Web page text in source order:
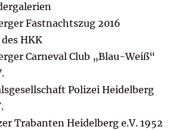
Fastnachtszug 2016
HKK
Carneval Club „Blau-Weiß“
Polizei Heidelberg
Trabanten Heidelberg e.V. 1952